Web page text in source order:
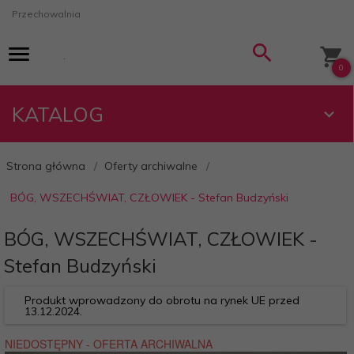
Przechowalnia
0
KATALOG
Strona główna Oferty archiwalne
BÓG, WSZECHŚWIAT, CZŁOWIEK - Stefan Budzyński
BÓG, WSZECHŚWIAT, CZŁOWIEK -
Stefan Budzyński
Produkt wprowadzony do obrotu na rynek UE przed
13.12.2024.